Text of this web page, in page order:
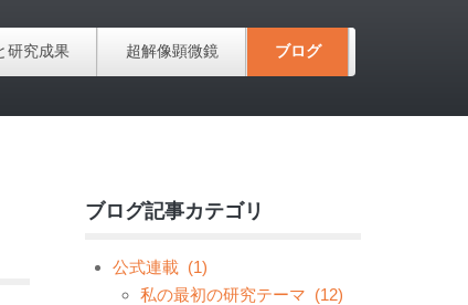
研究成果 超解像顕微鏡 ブログ
ブログ記事カテゴリ
公式連載 (1)
私の最初の研究テーマ (12)